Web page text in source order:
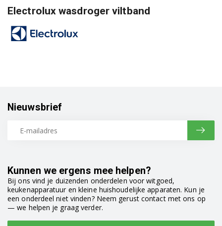
Electrolux wasdroger viltband
Kunnen we ergens mee helpen?
Bij ons vind je duizenden onderdelen voor witgoed,
keukenapparatuur en kleine huishoudelijke apparaten. Kun je
een onderdeel niet vinden? Neem gerust contact met ons op
— we helpen je graag verder.
Nieuwsbrief